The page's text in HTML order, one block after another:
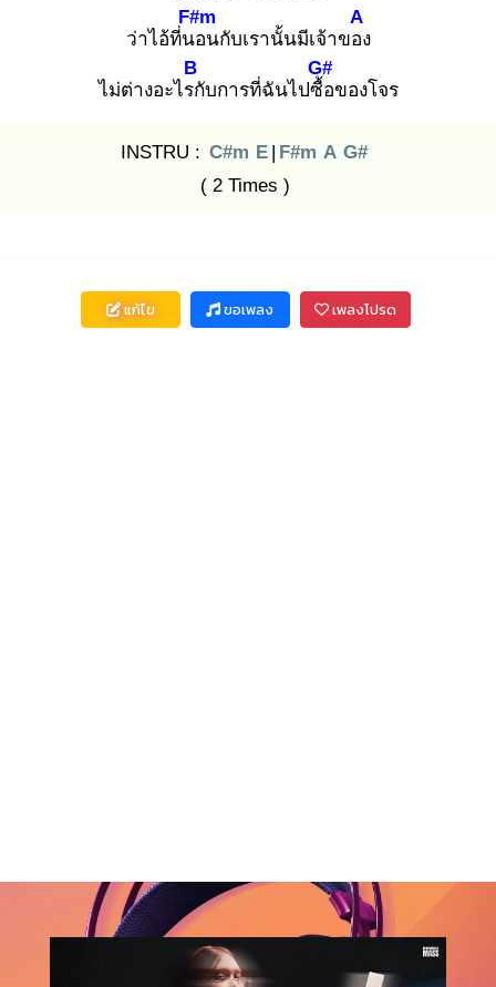
ว่าไอ้ที่นอ
F#m
นกับเรานั้นมีเจ้าของ
A
ไม่ต่างอะไรกั
B
บการที่ฉันไปซื้อ
G#
ของโจร
INSTRU : C#m E | F#m A G#
( 2 Times )
แก้ไข ขอเพลง เพลงโปรด